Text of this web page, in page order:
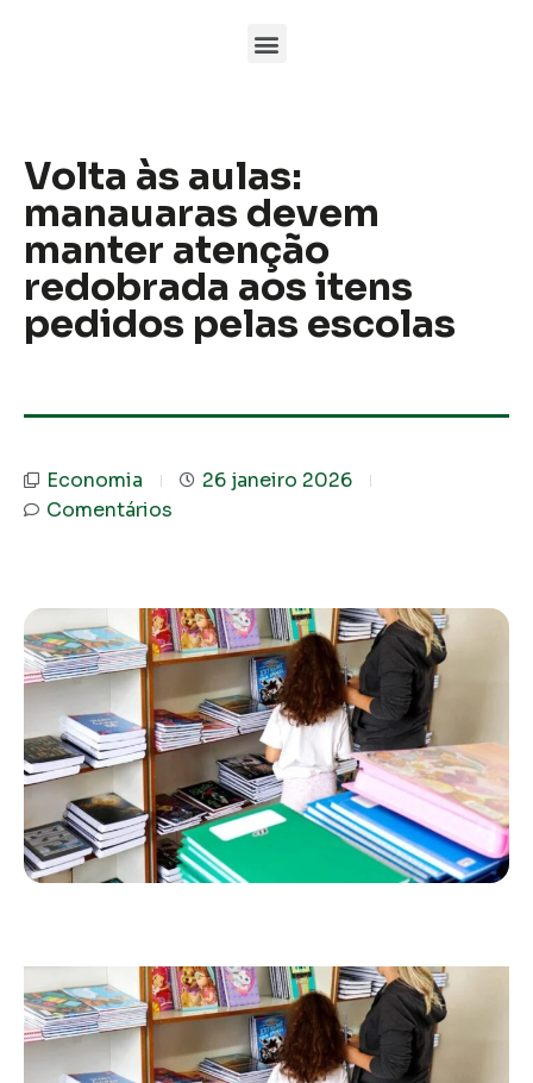
Volta às aulas:
manauaras devem
manter atenção
redobrada aos itens
pedidos pelas escolas
Economia
26 janeiro 2026
Comentários